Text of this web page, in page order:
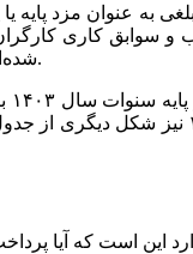
که در مقدمه نیز بحث شد در بخشنامه
کاری
شده‌اند مزد بالاتری دریافت نمایند و این تمایل و خواسته از دیدگاه قانونگذار دور نمانده است.
این است که آیا